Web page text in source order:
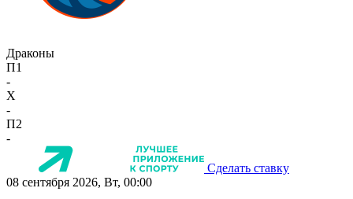
Драконы
П1
-
X
-
П2
-
Сделать ставку
08 сентября 2026, Вт, 00:00